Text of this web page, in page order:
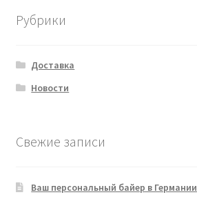
Рубрики
Доставка
Новости
Свежие записи
Ваш персональный байер в Германии